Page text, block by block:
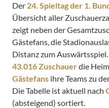
Der 24. Spieltag der 1.
Übersicht aller
zeigt neben der
Gästefans, die
Distanz zum
43.016 Zuschauerdie
Gästefans ihre Teams zu
Die Tabelle ist aktuell nach
(absteigend) sortiert.